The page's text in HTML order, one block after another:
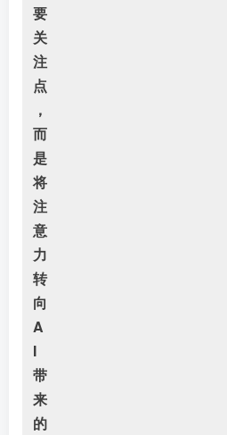
要
关
注
点
，
而
是
将
注
意
力
转
向
A
I
带
来
的